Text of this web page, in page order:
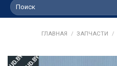
Искать:
ГЛАВНАЯ / ЗАПЧАСТИ /